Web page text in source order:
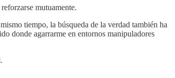
mutuamente.
tiempo, la búsqueda de la verdad también ha
donde agarrarme en entornos manipuladores